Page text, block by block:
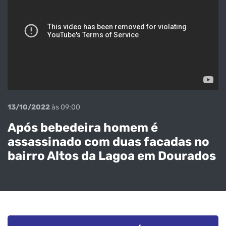
13/10/2022às 09:00
Após bebedeira homem é
assassinado com duas facadas no
bairro Altos da Lagoa em Dourados
Depois de
PRF prende